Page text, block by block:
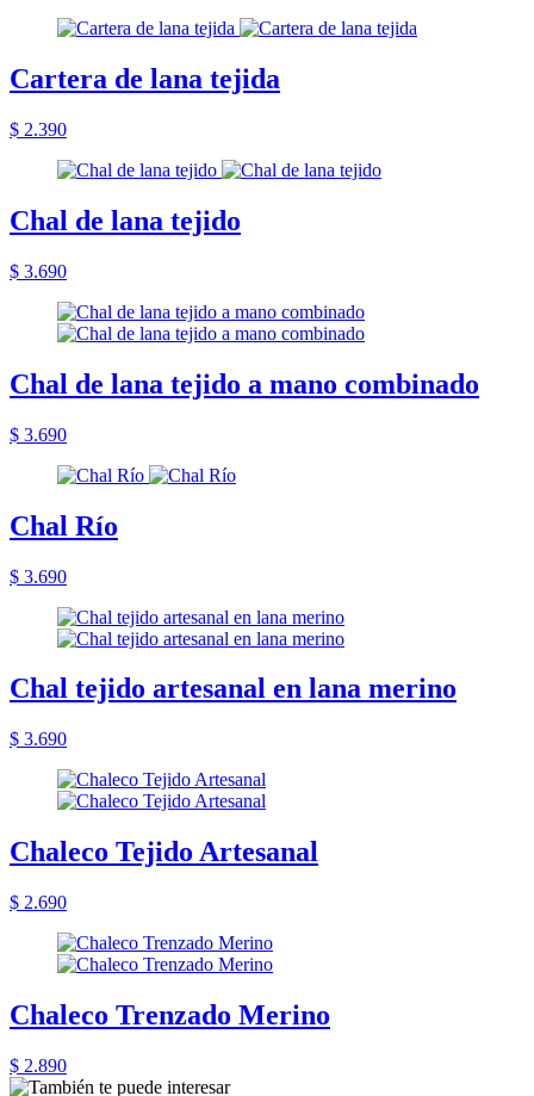
Cartera de lana tejida
$ 2.390
Chal de lana tejido
$ 3.690
Chal de lana tejido a mano combinado
$ 3.690
Chal Río
$ 3.690
Chal tejido artesanal en lana merino
$ 3.690
Chaleco Tejido Artesanal
$ 2.690
Chaleco Trenzado Merino
$ 2.890